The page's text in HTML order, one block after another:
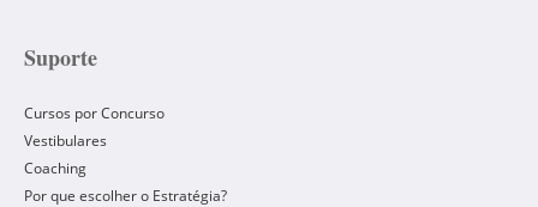
Suporte
Cursos por Concurso
Vestibulares
Coaching
Por que escolher o Estratégia?